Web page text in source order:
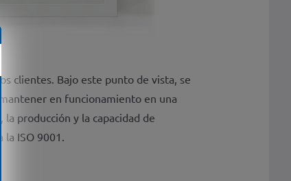
clientes. Bajo este punto de vista, se
en funcionamiento en una
la producción y la capacidad de
la ISO 9001.